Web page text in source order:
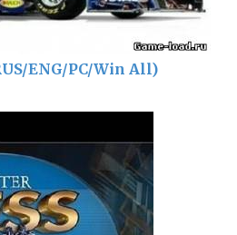
ENG/PC/Win All)